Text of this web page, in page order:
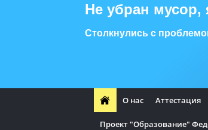
Не убран мусор,
Столкнулись с
О нас Аттестация
Проект "Образование"